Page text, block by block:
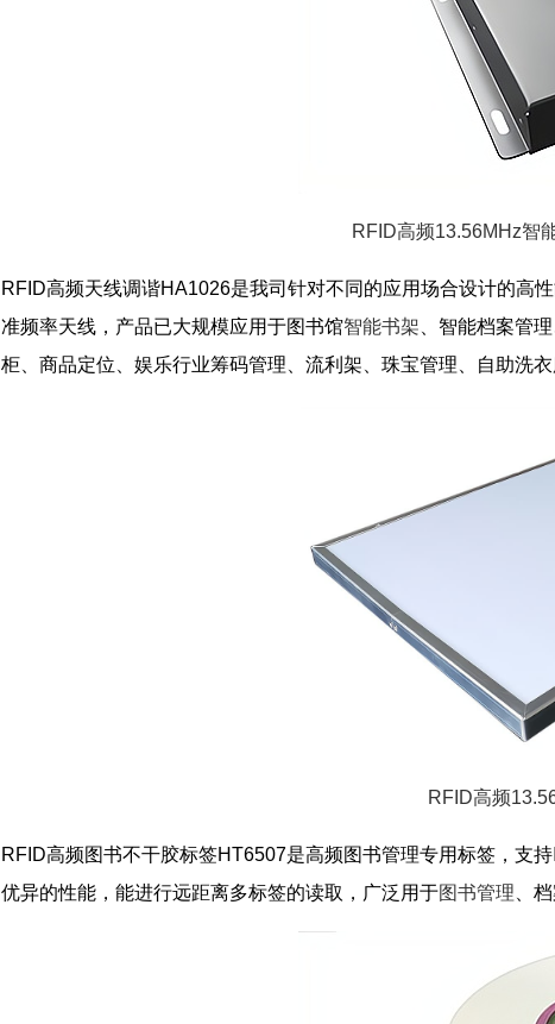
RFID高频13.56MHz智
RFID高频天线调谐HA1026是我司针对不同的应用场合设计的高
准频率天线，产品已大规模应用于图书馆智能书架 、智能档案管
柜、商品定位、娱乐行业筹码管理、流利架、珠宝管理、自助洗
RFID高频
RFID高频图书不干胶标签HT6507是高频图书管理专用标签，支持
优异的性能，能进行远距离多标签的读取，广泛用于图书管理 、